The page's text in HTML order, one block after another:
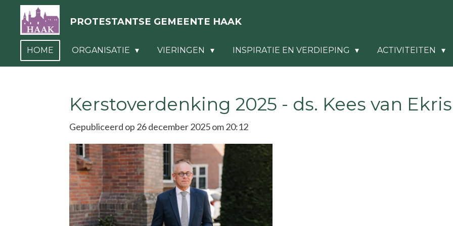
direct
PROTESTANTSE GEMEENTE HAAK
HOME ORGANISATIE VIERINGEN INSPIRATIE EN VERDIEPING ACTIVITEITEN
Kerstoverdenking 2025 - ds. Kees van Ekris
Gepubliceerd op 26 december 2025 om 20:12